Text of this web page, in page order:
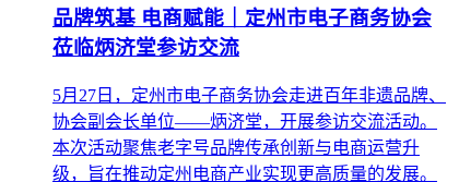
品牌筑基 电商赋能｜定州市电子商务协会
莅临炳济堂参访交流
5月27日，定州市电子商务协会走进百年非遗品牌、
协会副会长单位——炳济堂，开展参访交流活动。
本次活动聚焦老字号品牌传承创新与电商运营升
级，旨在推动定州电商产业实现更高质量的发展。